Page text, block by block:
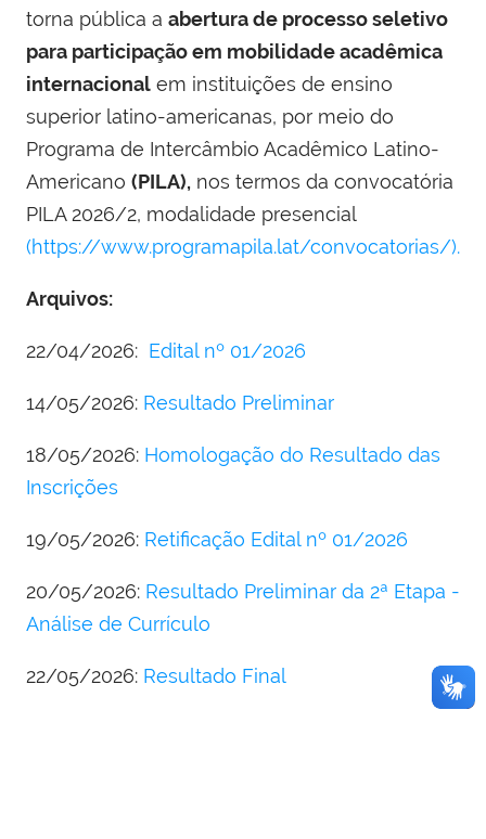
torna pública a abertura de processo seletivo
para participação em mobilidade acadêmica
internacional em instituições de ensino
superior latino-americanas, por meio do
Programa de Intercâmbio Acadêmico Latino-
Americano (PILA), nos termos da convocatória
PILA 2026/2, modalidade presencial
(https://www.programapila.lat/convocatorias/).
Arquivos:
22/04/2026: Edital nº 01/2026
14/05/2026: Resultado Preliminar
18/05/2026: Homologação do Resultado das
Inscrições
19/05/2026: Retificação Edital nº 01/2026
20/05/2026: Resultado Preliminar da 2ª Etapa -
Análise de Currículo
22/05/2026: Resultado Final